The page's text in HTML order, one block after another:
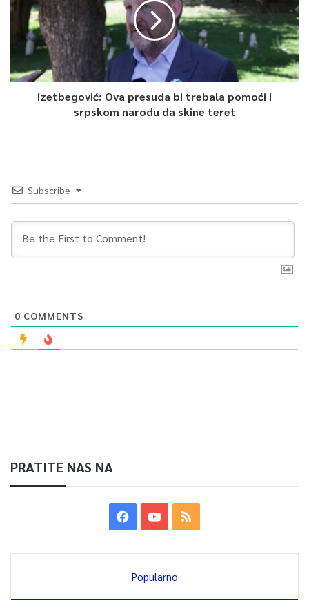
Izetbegović: Ova presuda bi trebala pomoći i
srpskom narodu da skine teret
Subscribe
0 COMMENTS
PRATITE NAS NA
Popularno